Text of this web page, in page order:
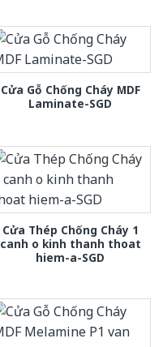
Cửa Gỗ Chống Cháy MDF
Laminate-SGD
Cửa Thép Chống Cháy 1
canh o kinh thanh thoat
hiem-a-SGD